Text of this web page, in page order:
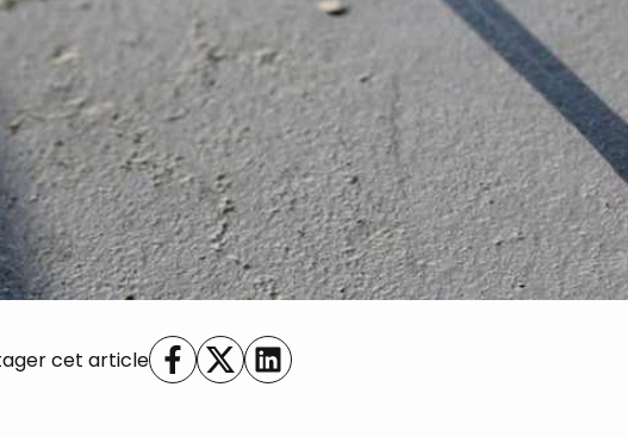
cet article